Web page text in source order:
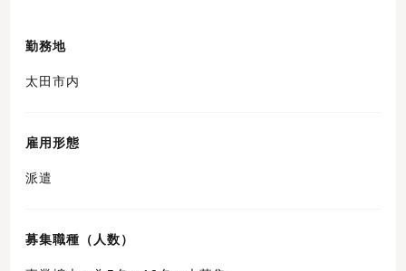
勤務地
太田市内
雇用形態
派遣
募集職種（人数）